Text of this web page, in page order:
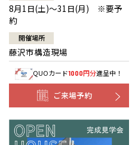
8月1日(土)～31日(月) ※要予
約
開催場所
藤沢市構造現場
QUOカード1000円分進呈中！
ご来場予約